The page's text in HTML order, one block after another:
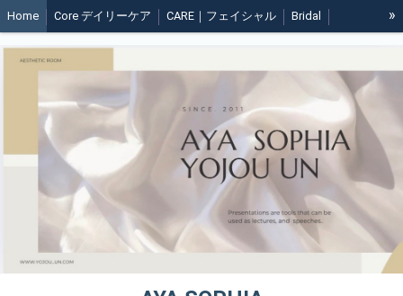
Home Core デイリーケア CARE｜フェイシャル Bridal
脱毛 Hair Removal
»